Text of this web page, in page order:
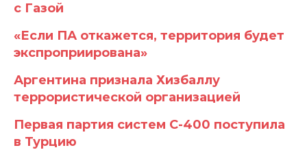
с Газой
«Если ПА откажется, территория будет
экспроприирована»
Аргентина признала Хизбаллу
террористической организацией
Первая партия систем С-400 поступила
в Турцию